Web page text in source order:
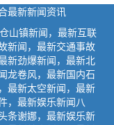
最新新闻资讯
山镇新闻，最新互联
新闻，最新交通事故
新劲爆新闻，最新北
龙卷风，最新国内石
最新太空新闻，最新
，最新娱乐新闻八
条谢娜，最新娱乐新